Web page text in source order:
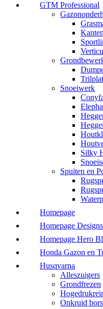
GTM Professional
Snoeiwerk
Silky
Spuiten en
Homepage
Homepage Designs
Homepage Hero
Honda Gazon en
Husqvarna
Alleszuigers
Grondfrezen
Onkruid